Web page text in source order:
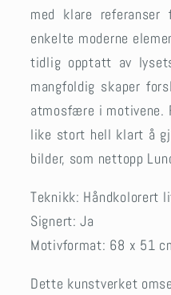
med klare referanser
enkelte moderne
tidlig opptatt av
mangfoldig skaper
atmosfære i motivene.
like stort hell klart å
bilder, som nettopp
Teknikk: Håndkolorert
Signert: Ja
Motivformat: 68 x 51
Dette kunstverket